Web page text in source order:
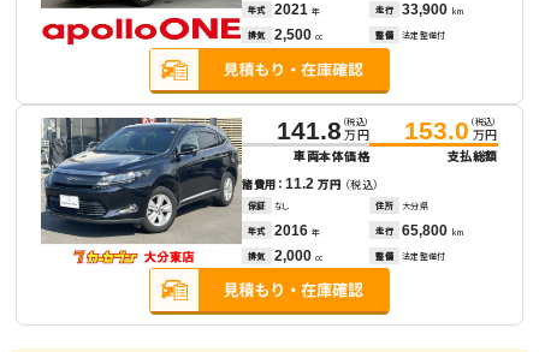
年式 2021 年 走行 33,900 km
排気 2,500 cc 整備 法定整備付
141.8 （税込）
万円
車両本体価格
153.0 （税込）
万円
支払総額
諸費用：11.2万円 （税込）
保証 なし 住所 大分県
年式 2016 年 走行 65,800 km
排気 2,000 cc 整備 法定整備付